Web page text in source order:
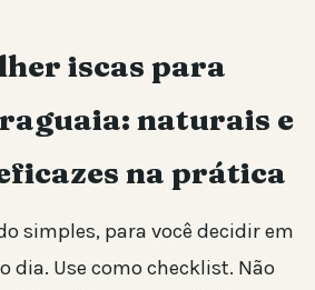
iscas para
naturais e
na prática
simples, para você decidir em
dia. Use como checklist. Não